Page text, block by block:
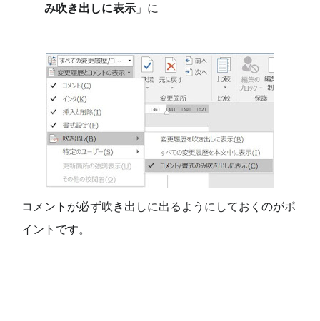
み吹き出しに表示 」に
コメントが必ず吹き出しに出るようにしておくのがポ
イントです。